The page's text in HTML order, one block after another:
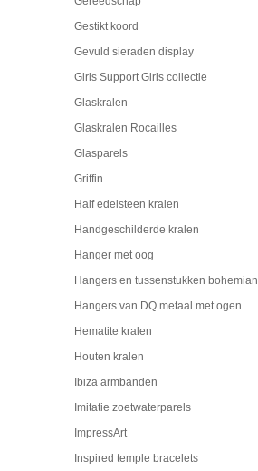
Gestikt koord
Gevuld sieraden display
Girls Support Girls collectie
Glaskralen
Glaskralen Rocailles
Glasparels
Griffin
Half edelsteen kralen
Handgeschilderde kralen
Hanger met oog
Hangers en tussenstukken bohemian
Hangers van DQ metaal met ogen
Hematite kralen
Houten kralen
Ibiza armbanden
Imitatie zoetwaterparels
ImpressArt
Inspired temple bracelets